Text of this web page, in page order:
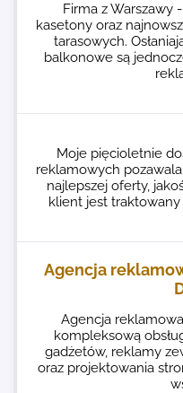
Firma z Warszawy
kasetony oraz
tarasowych.
balkonowe są
Moje pięcioletnie
reklamowych
najlepszej oferty,
klient jest
Agencja
Agencja
kompleksową
gadżetów, reklamy
oraz projektowania